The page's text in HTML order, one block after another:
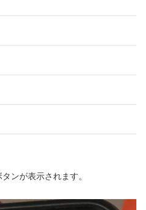
ンが表示されます。